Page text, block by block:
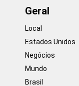
Geral
Local
Estados Unidos
Negócios
Mundo
Brasil